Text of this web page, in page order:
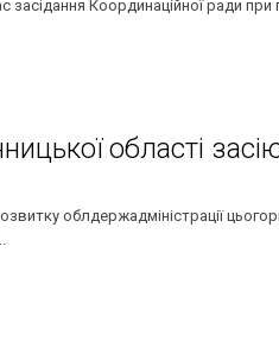
засідання Координаційної ради
області
облдержадміністрації